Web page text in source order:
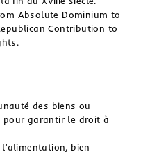
Absolute Dominium to
Contribution to
des biens ou
pour garantir le droit à
bien